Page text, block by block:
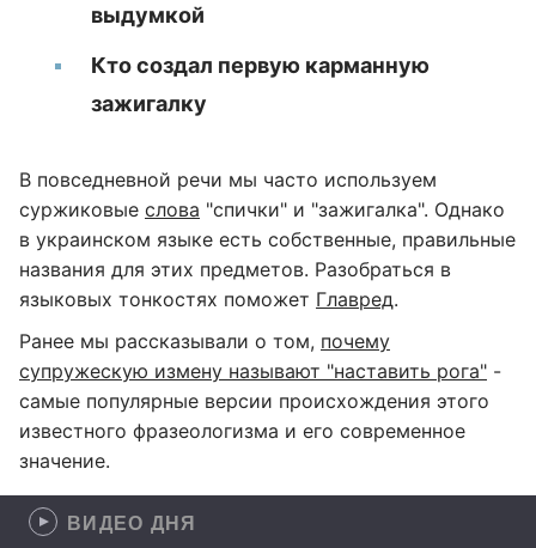
выдумкой
Кто создал первую карманную
зажигалку
В повседневной речи мы часто используем
суржиковые слова "спички" и "зажигалка". Однако
в украинском языке есть собственные, правильные
названия для этих предметов. Разобраться в
языковых тонкостях поможет Главред.
Ранее мы рассказывали о том, почему
супружескую измену называют "наставить рога" -
самые популярные версии происхождения этого
известного фразеологизма и его современное
значение.
ВИДЕО ДНЯ